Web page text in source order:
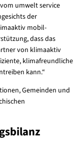
umwelt service
der
mobil-
dass das
von klimaaktiv
klimafreundliche
kann.“
Gemeinden und